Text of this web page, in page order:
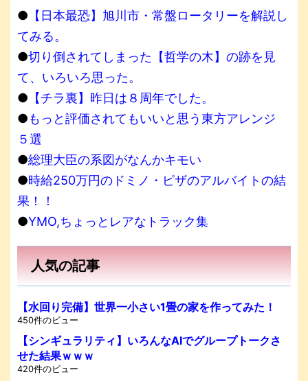
● 【日本最恐】旭川市・常盤ロータリーを解説し
てみる。
●切り倒されてしまった【哲学の木】の跡を見
て、いろいろ思った。
● 【チラ裏】昨日は８周年でした。
●もっと評価されてもいいと思う東方アレンジ
５選
●総理大臣の系図がなんかキモい
●時給250万円のドミノ・ピザのアルバイトの結
果！！
●YMO,ちょっとレアなトラック集
人気の記事
【水回り完備】世界一小さい1畳の家を作ってみた！
450件のビュー
【シンギュラリティ】いろんなAIでグループトークさ
せた結果ｗｗｗ
420件のビュー